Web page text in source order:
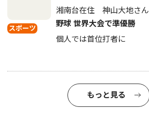
スポーツ
湘南台在住 神山大地さん
野球 世界大会で準優勝
個人では首位打者に
もっと見る